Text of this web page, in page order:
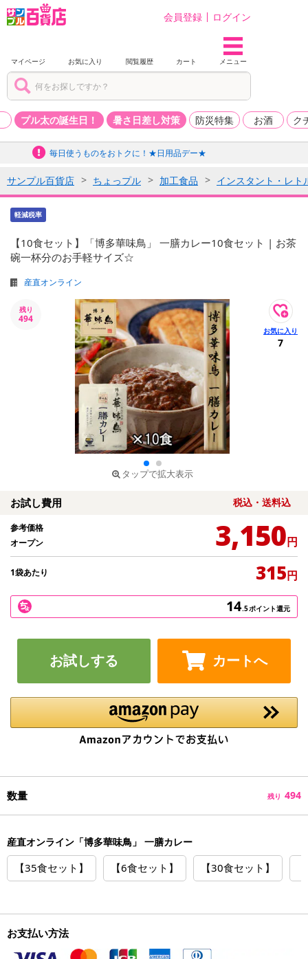
会員登録 ログイン
マイページ お気に入り 閲覧履歴 カート メニュー
プル太の誕生日！ 暑さ日差し対策 防災特集 お酒 ク
毎日使うものをおトクに！★日用品デー★
サンプル百貨店 ちょっプル 加工食品 インスタント・レト
軽減税率
【10食セット】「博多華味鳥」 一膳カレー10食セット | お茶
碗一杯分のお手軽サイズ☆
産直オンライン
残り
494
タップで拡大表示
7
お試し費用 税込・送料込
参考価格
オープン
3,150円
1袋あたり 315円
14.5ポイント還元
お試しする カートへ
数量 残り 494
産直オンライン「博多華味鳥」 一膳カレー
【35食セット】 【6食セット】 【30食セット】
お支払い方法